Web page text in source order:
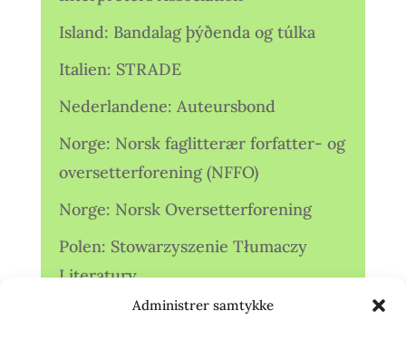
Administrer samtykke
Island: Bandalag þýðenda og túlka
Italien: STRADE
Nederlandene: Auteursbond
Norge: Norsk faglitterær forfatter- og
oversetterforening (NFFO)
Norge: Norsk Oversetterforening
Polen: Stowarzyszenie Tłumaczy
Literatury
Storbritannien: Translators